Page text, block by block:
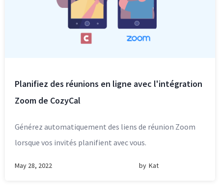
Planifiez des réunions en ligne avec l'intégration
Zoom de CozyCal
Générez automatiquement des liens de réunion Zoom
lorsque vos invités planifient avec vous.
May 28, 2022 by Kat